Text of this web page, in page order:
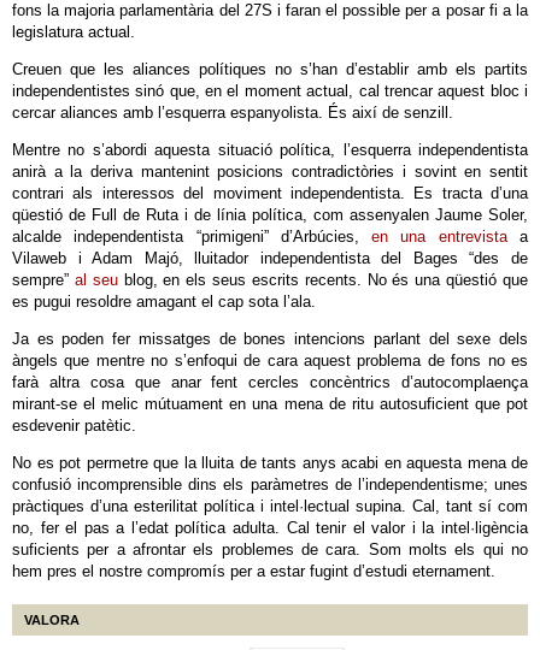
fons la majoria parlamentària del 27S i faran el possible per a posar fi a la
legislatura actual.
Creuen que les aliances polítiques no s’han d’establir amb els partits
independentistes sinó que, en el moment actual, cal trencar aquest bloc i
cercar aliances amb l’esquerra espanyolista. És així de senzill.
Mentre no s’abordi aquesta situació política, l’esquerra independentista
anirà a la deriva mantenint posicions contradictòries i sovint en sentit
contrari als interessos del moviment independentista. Es tracta d’una
qüestió de Full de Ruta i de línia política, com assenyalen Jaume Soler,
alcalde independentista “primigeni” d’Arbúcies,en una entrevistaa
Vilaweb i Adam Majó, lluitador independentista del Bages “des de
sempre” al seublog, en els seus escrits recents. No és una qüestió que
es pugui resoldre amagant el cap sota l’ala.
Ja es poden fer missatges de bones intencions parlant del sexe dels
àngels que mentre no s’enfoqui de cara aquest problema de fons no es
farà altra cosa que anar fent cercles concèntrics d’autocomplaença
mirant-se el melic mútuament en una mena de ritu autosuficient que pot
esdevenir patètic.
No es pot permetre que la lluita de tants anys acabi en aquesta mena de
confusió incomprensible dins els paràmetres de l’independentisme; unes
pràctiques d’una esterilitat política i intel·lectual supina. Cal, tant sí com
no, fer el pas a l’edat política adulta. Cal tenir el valor i la intel·ligència
suficients per a afrontar els problemes de cara. Som molts els qui no
hem pres el nostre compromís per a estar fugint d’estudi eternament.
VALORA